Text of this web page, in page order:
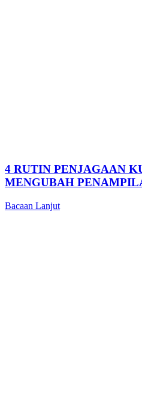
4 RUTIN PENJAGAAN
MENGUBAH
Bacaan Lanjut